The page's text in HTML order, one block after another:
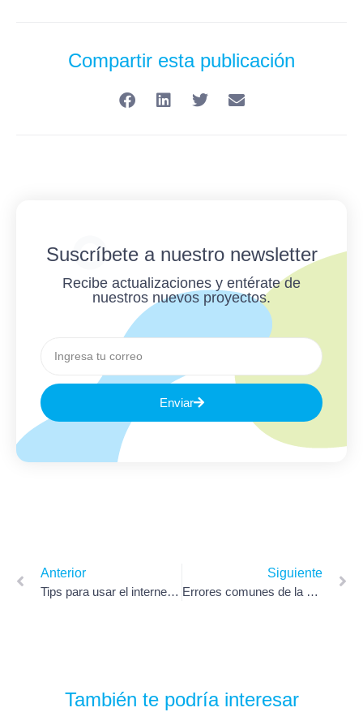
Compartir esta publicación
Suscríbete a nuestro newsletter
Recibe actualizaciones y entérate de
nuestros nuevos proyectos.
Enviar
Anterior
Tips para usar el internet de forma segura
Siguiente
Errores comunes de la enseñanza en línea
También te podría interesar